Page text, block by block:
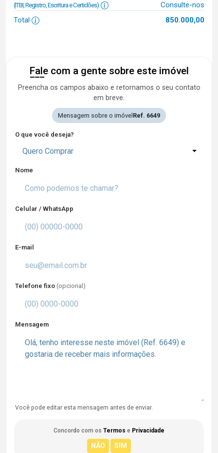
(ITBI, Registro, Escritura e Certidões)
Consulte-nos
Total
850.000,00
Fale com a gente sobre este imóvel
Preencha os campos abaixo e retornamos o seu contato
em breve.
Mensagem sobre o imóvel Ref. 6649
O que você deseja?
Quero Comprar
Nome
Celular / WhatsApp
E-mail
Telefone fixo (opcional)
Mensagem
Você pode editar esta mensagem antes de enviar.
Concordo com os Termos e Privacidade